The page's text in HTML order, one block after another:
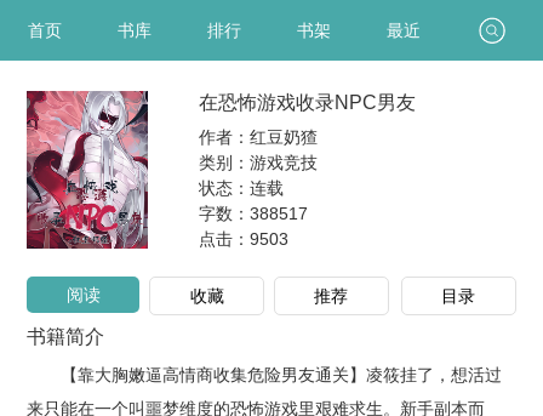
首页 书库 排行 书架 最近
在恐怖游戏收录NPC男友
作者：红豆奶猹
类别：游戏竞技
状态：连载
字数：388517
点击： 9503
阅读 收藏 推荐 目录
书籍简介
【靠大胸嫩逼高情商收集危险男友通关】凌筱挂了，想活过
来只能在一个叫噩梦维度的恐怖游戏里艰难求生。新手副本而